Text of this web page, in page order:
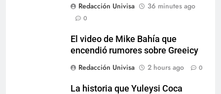
Redacción Univisa
36 minutes ago
0
El video de Mike Bahía que
encendió rumores sobre Greeicy
Redacción Univisa
2 hours ago 0
La historia que Yuleysi Coca